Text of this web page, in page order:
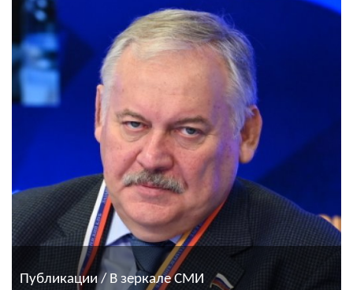
Публикации / В зеркале СМИ